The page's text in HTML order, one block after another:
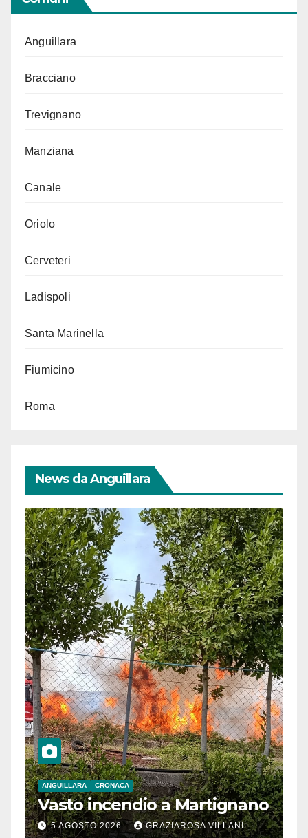
Anguillara
Bracciano
Trevignano
Manziana
Canale
Oriolo
Cerveteri
Ladispoli
Santa Marinella
Fiumicino
Roma
News da Anguillara
ANGUILLARA CRONACA
Vasto incendio a Martignano
5 AGOSTO 2026 GRAZIAROSA VILLANI